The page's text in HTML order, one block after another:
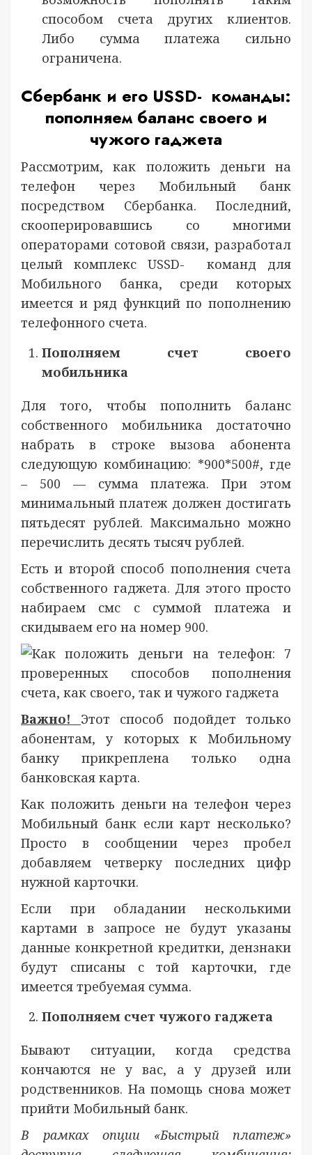
способом счета других клиентов.
Либо сумма платежа сильно
ограничена.
Сбербанк и его USSD- команды:
пополняем баланс своего и
чужого гаджета
Рассмотрим, как положить деньги на
телефон через Мобильный банк
посредством Сбербанка. Последний,
скооперировавшись со многими
операторами сотовой связи, разработал
целый комплекс USSD- команд для
Мобильного банка, среди которых
имеется и ряд функций по пополнению
телефонного счета.
Пополняем счет своего
мобильника
Для того, чтобы пополнить баланс
собственного мобильника достаточно
набрать в строке вызова абонента
следующую комбинацию: *900*500#, где
– 500 — сумма платежа. При этом
минимальный платеж должен достигать
пятьдесят рублей. Максимально можно
перечислить десять тысяч рублей.
Есть и второй способ пополнения счета
собственного гаджета. Для этого просто
набираем смс с суммой платежа и
скидываем его на номер 900.
Важно!
Этот способ подойдет только
абонентам, у которых к Мобильному
банку прикреплена только одна
банковская карта.
Как положить деньги на телефон через
Мобильный банк если карт несколько?
Просто в сообщении через пробел
добавляем четверку последних цифр
нужной карточки.
Если при обладании несколькими
картами в запросе не будут указаны
данные конкретной кредитки, дензнаки
будут списаны с той карточки, где
имеется требуемая сумма.
Пополняем счет чужого гаджета
Бывают ситуации, когда средства
кончаются не у вас, а у друзей или
родственников. На помощь снова может
прийти Мобильный банк.
В рамках опции «Быстрый платеж»